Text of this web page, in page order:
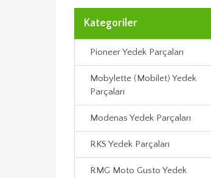
Kategoriler
Pioneer Yedek Parçaları
Mobylette (Mobilet) Yedek
Parçaları
Modenas Yedek Parçaları
RKS Yedek Parçaları
RMG Moto Gusto Yedek